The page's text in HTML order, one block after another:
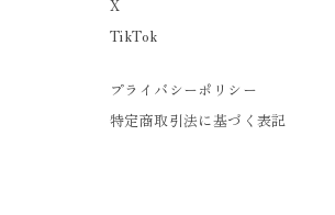
X
TikTok
プライバシーポリシー
特定商取引法に基づく表記